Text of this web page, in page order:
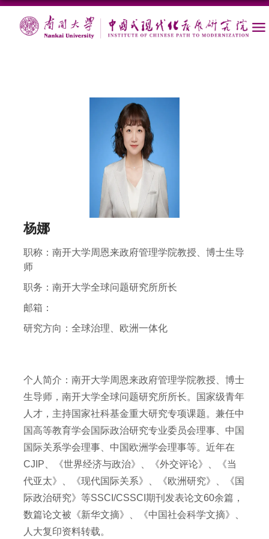
杨娜
职称： 南开大学周恩来政府管理学院教授、博士生导
师
职务： 南开大学全球问题研究所所长
邮箱：
研究方向： 全球治理、欧洲一体化
个人简介：南开大学周恩来政府管理学院教授、博士
生导师，南开大学全球问题研究所所长。国家级青年
人才，主持国家社科基金重大研究专项课题。兼任中
国高等教育学会国际政治研究专业委员会理事、中国
国际关系学会理事、中国欧洲学会理事等。近年在
CJIP、《世界经济与政治》、《外交评论》、《当
代亚太》、《现代国际关系》、《欧洲研究》、《国
际政治研究》等SSCI/CSSCI期刊发表论文60余篇，
数篇论文被《新华文摘》、《中国社会科学文摘》、
人大复印资料转载。